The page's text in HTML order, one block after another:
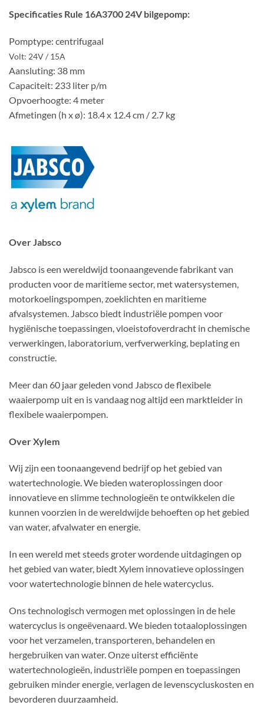
Specificaties Rule 16A3700 24V bilgepomp:
Pomptype: centrifugaal
Volt: 24V / 15A
Aansluting: 38 mm
Capaciteit: 233 liter p/m
Opvoerhoogte: 4 meter
Afmetingen (h x ø): 18.4 x 12.4 cm / 2.7 kg
Over Jabsco
Jabsco is een wereldwijd toonaangevende fabrikant van
producten voor de maritieme sector, met watersystemen,
motorkoelingspompen, zoeklichten en maritieme
afvalsystemen. Jabsco biedt industriële pompen voor
hygiënische toepassingen, vloeistofoverdracht in chemische
verwerkingen, laboratorium, verfverwerking, beplating en
constructie.
Meer dan 60 jaar geleden vond Jabsco de flexibele
waaierpomp uit en is vandaag nog altijd een marktleider in
flexibele waaierpompen.
Over Xylem
Wij zijn een toonaangevend bedrijf op het gebied van
watertechnologie. We bieden wateroplossingen door
innovatieve en slimme technologieën te ontwikkelen die
kunnen voorzien in de wereldwijde behoeften op het gebied
van water, afvalwater en energie.
In een wereld met steeds groter wordende uitdagingen op
het gebied van water, biedt Xylem innovatieve oplossingen
voor watertechnologie binnen de hele watercyclus.
Ons technologisch vermogen met oplossingen in de hele
watercyclus is ongeëvenaard. We bieden totaaloplossingen
voor het verzamelen, transporteren, behandelen en
hergebruiken van water. Onze uiterst efficiënte
watertechnologieën, industriële pompen en toepassingen
gebruiken minder energie, verlagen de levenscycluskosten en
bevorderen duurzaamheid.